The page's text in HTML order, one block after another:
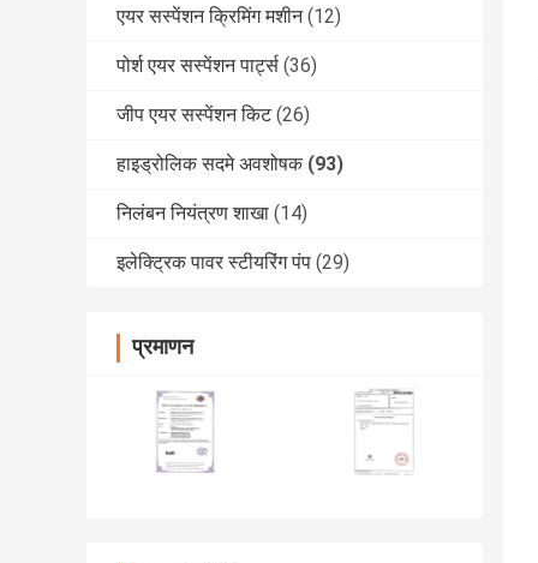
एयर सस्पेंशन क्रिमिंग मशीन (12)
पोर्श एयर सस्पेंशन पार्ट्स (36)
जीप एयर सस्पेंशन किट (26)
हाइड्रोलिक सदमे अवशोषक (93)
निलंबन नियंत्रण शाखा (14)
इलेक्ट्रिक पावर स्टीयरिंग पंप (29)
प्रमाणन